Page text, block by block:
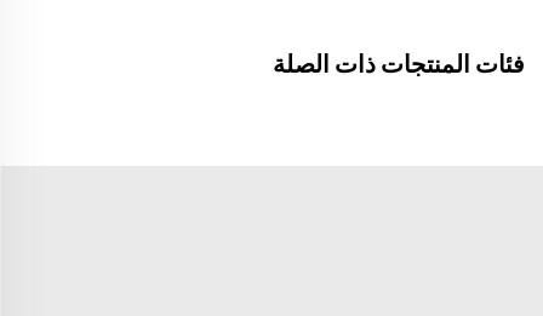
فئات المنتجات ذات الصلة